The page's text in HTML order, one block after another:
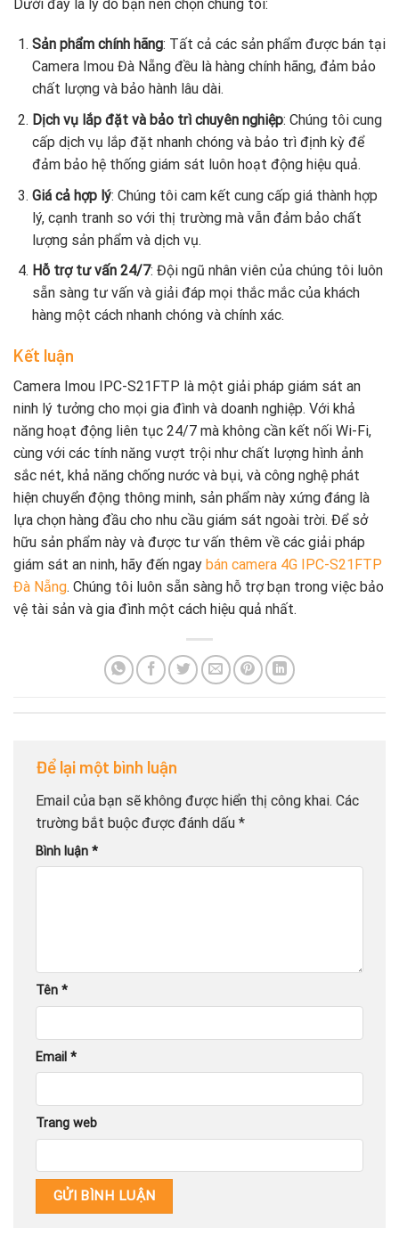
Dưới đây là lý do bạn nên chọn chúng tôi:
Sản phẩm chính hãng: Tất cả các sản phẩm được bán tại
Camera Imou Đà Nẵng đều là hàng chính hãng, đảm bảo
chất lượng và bảo hành lâu dài.
Dịch vụ lắp đặt và bảo trì chuyên nghiệp: Chúng tôi cung
cấp dịch vụ lắp đặt nhanh chóng và bảo trì định kỳ để
đảm bảo hệ thống giám sát luôn hoạt động hiệu quả.
Giá cả hợp lý: Chúng tôi cam kết cung cấp giá thành hợp
lý, cạnh tranh so với thị trường mà vẫn đảm bảo chất
lượng sản phẩm và dịch vụ.
Hỗ trợ tư vấn 24/7: Đội ngũ nhân viên của chúng tôi luôn
sẵn sàng tư vấn và giải đáp mọi thắc mắc của khách
hàng một cách nhanh chóng và chính xác.
Kết luận
Camera Imou IPC-S21FTP là một giải pháp giám sát an
ninh lý tưởng cho mọi gia đình và doanh nghiệp. Với khả
năng hoạt động liên tục 24/7 mà không cần kết nối Wi-Fi,
cùng với các tính năng vượt trội như chất lượng hình ảnh
sắc nét, khả năng chống nước và bụi, và công nghệ phát
hiện chuyển động thông minh, sản phẩm này xứng đáng là
lựa chọn hàng đầu cho nhu cầu giám sát ngoài trời. Để sở
hữu sản phẩm này và được tư vấn thêm về các giải pháp
giám sát an ninh, hãy đến ngay bán camera 4G IPC-S21FTP
Đà Nẵng. Chúng tôi luôn sẵn sàng hỗ trợ bạn trong việc bảo
vệ tài sản và gia đình một cách hiệu quả nhất.
Để lại một bình luận
Email của bạn sẽ không được hiển thị công khai. Các
trường bắt buộc được đánh dấu *
Bình luận *
Tên *
Email *
Trang web